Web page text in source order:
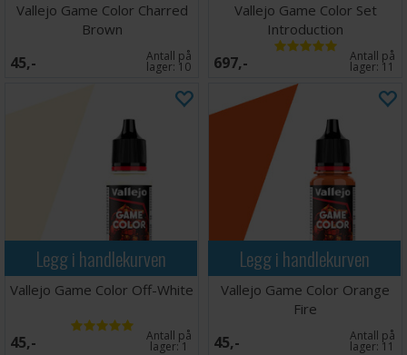
Vallejo Game Color Charred
Brown
45,- Antall på
lager: 10
Vallejo Game Color Set
Introduction
697,- Antall på
lager: 11
Legg i handlekurven
Vallejo Game Color Off-White
45,- Antall på
lager:1
Legg i handlekurven
Vallejo Game Color Orange
Fire
45,- Antall på
lager: 11